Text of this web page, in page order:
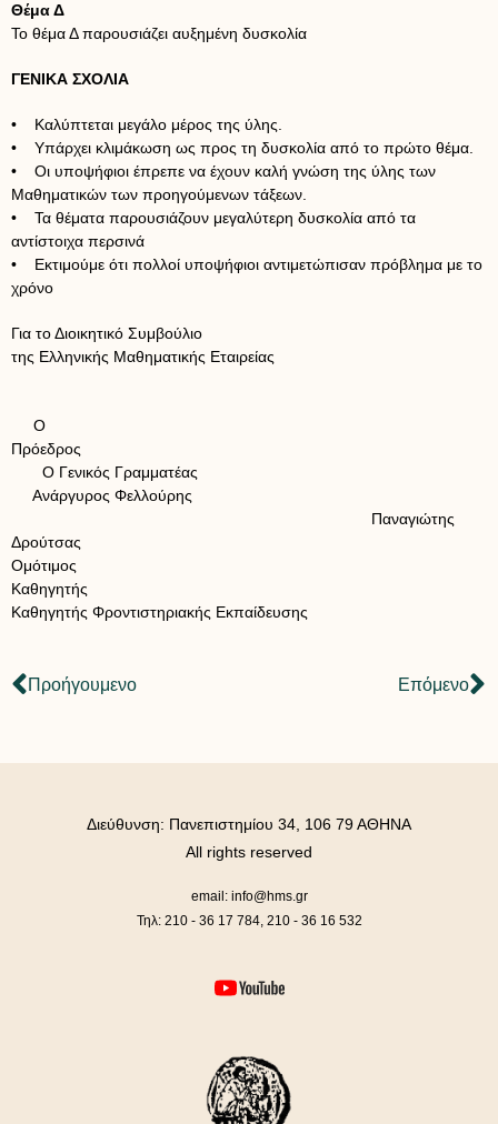
Θέμα Δ
Το θέμα Δ παρουσιάζει αυξημένη δυσκολία
ΓΕΝΙΚΑ ΣΧΟΛΙΑ
• Καλύπτεται μεγάλο μέρος της ύλης.
• Υπάρχει κλιμάκωση ως προς τη δυσκολία από το πρώτο θέμα.
• Οι υποψήφιοι έπρεπε να έχουν καλή γνώση της ύλης των
Μαθηματικών των προηγούμενων τάξεων.
• Τα θέματα παρουσιάζουν μεγαλύτερη δυσκολία από τα
αντίστοιχα περσινά
• Εκτιμούμε ότι πολλοί υποψήφιοι αντιμετώπισαν πρόβλημα με το
χρόνο
Για το Διοικητικό Συμβούλιο
της Ελληνικής Μαθηματικής Εταιρείας
Ο
Πρόεδρος
Ο Γενικός Γραμματέας
Ανάργυρος Φελλούρης
Παναγιώτης
Δρούτσας
Ομότιμος
Καθηγητής
Καθηγητής Φροντιστηριακής Εκπαίδευσης
Προήγουμενο Επόμενο
email: info@hms.gr
Τηλ: 210 - 36 17 784, 210 - 36 16 532
Διεύθυνση: Πανεπιστημίου 34, 106 79 ΑΘΗΝΑ
All rights reserved